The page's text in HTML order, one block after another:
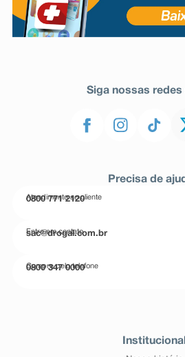
Siga nossas redes
Precisa de
Atendimento ao cliente
0800 771 2120
Entre em contato
sac@drogal.com.br
Compre pelo telefone
0800 347 0000
Institucional